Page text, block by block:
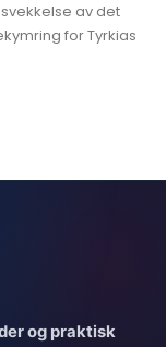
av det
for Tyrkias
og praktisk